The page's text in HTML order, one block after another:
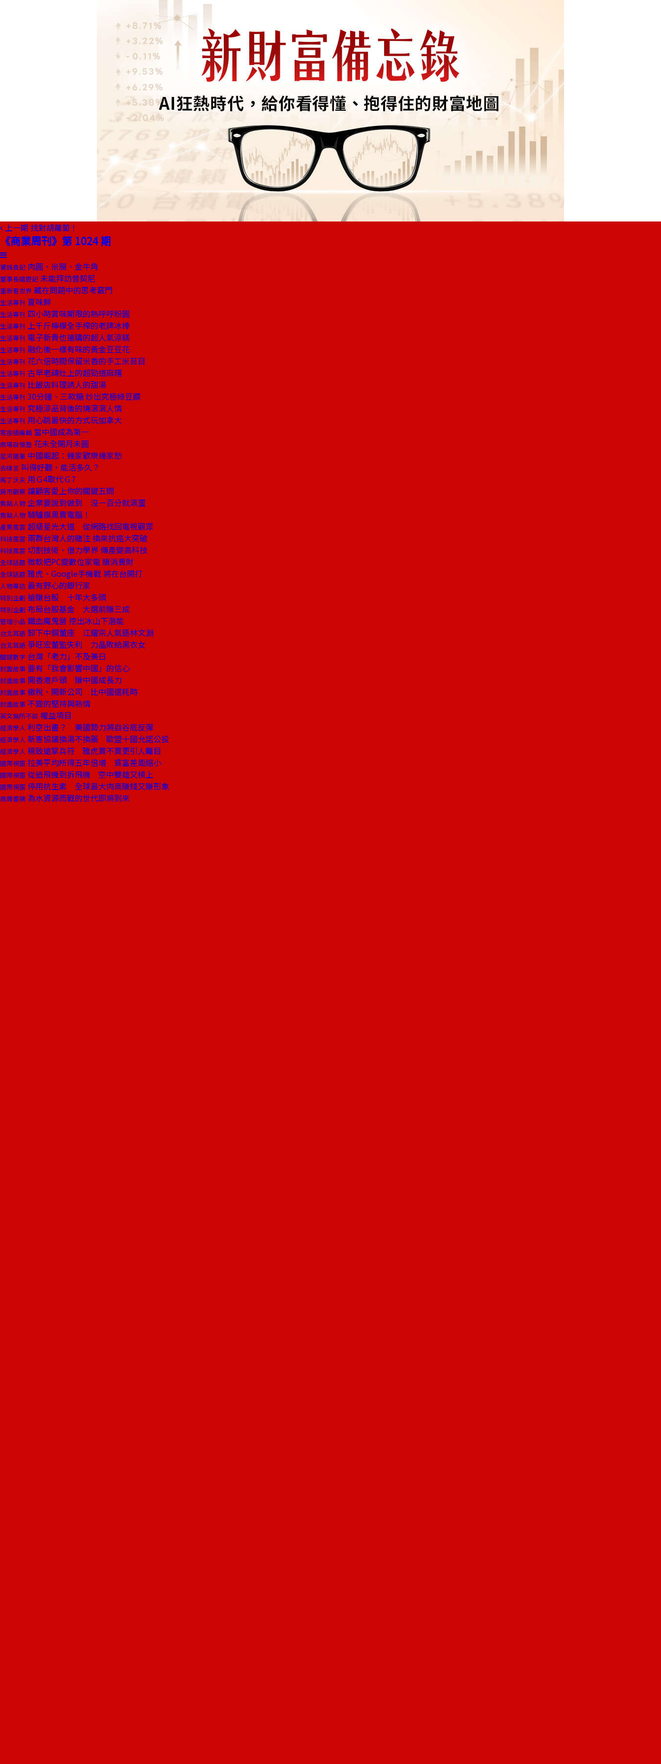
上一期 找對胡蘿蔔！
《商業周刊》第 1024 期
饕姊食記 肉圓、米腸、金牛角
董事長嬉遊記 未能拜訪普契尼
重新看世界 藏在問題中的思考竅門
生活專刊 夏味鮮
生活專刊 四小時賞味期限的熱呼呼粉圓
生活專刊 上千斤檸檬全手榨的老牌冰棒
生活專刊 電子新貴也搶購的超人氣涼糕
生活專刊 融化後一樣有味的黃金豆豆花
生活專刊 花六倍時間保留米香的手工米苔目
生活專刊 古早老磚灶上的超勁道麻糬
生活專刊 比飯店料理誘人的甜湯
生活專刊 30分鐘、三款糖 炒出究極綠豆饌
生活專刊 究極涼品背後的燒滾滾人情
生活專刊 用心跳最快的方式玩加拿大
客座總編輯 當中國成為第一
商場自慢塾 花未全開月未圓
星河隨筆 中國崛起：幾家歡樂幾家愁
去梯言 叫得好聽，能活多久？
馬丁沃夫 用Ｇ4取代Ｇ7
房市觀察 讓顧客愛上你的關鍵五問
焦點人物 企業要說到做到 沒一百分就滾蛋
焦點人物 騎驢摸黑賣電腦！
產業風雲 超級星光大道 從網路找回電視觀眾
科技風雲 兩群台灣人的賭注 換來抗癌大突破
科技風雲 切割技術、借力學界 傳產變高科技
全球話題 微軟把PC變數位家電 賺消費財
全球話題 雅虎、Google手機戰 將在台開打
人物專訪 最有野心的銀行家
特別企劃 搶賺台股 十年大多頭
特別企劃 布局台股基金 大選前賺三成
管理小品 鐵血魔鬼營 挖出冰山下潛能
台北耳語 卸下中鋼董座 江耀宗人氣遜林文淵
台北耳語 爭旺宏董監失利 力晶敗給黑衣女
關鍵數字 台灣「老力」不及美日
封面故事 要有「我會影響中國」的信心
封面故事 開香港戶頭 賺中國成長力
封面故事 繳稅、開新公司 比中國還耗時
封面故事 不變的堅持與熱情
英文無所不談 權益項目
經濟學人 利空出盡？ 美國勢力將自谷底反彈
經濟學人 新憲協議換湯不換藥 歐盟十國允諾公投
經濟學人 楊致遠掌兵符 雅虎賣不賣更引人矚目
國際視窗 拉美平均所得五年倍增 貧富差距縮小
國際視窗 從造飛機到拆飛機 空中雙雄又槓上
國際視窗 停用抗生素 全球最大肉商賺錢又賺形象
商周書摘 為水資源而戰的世代即將到來